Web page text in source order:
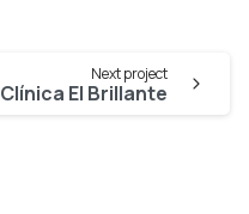
Next project
Clínica El Brillante